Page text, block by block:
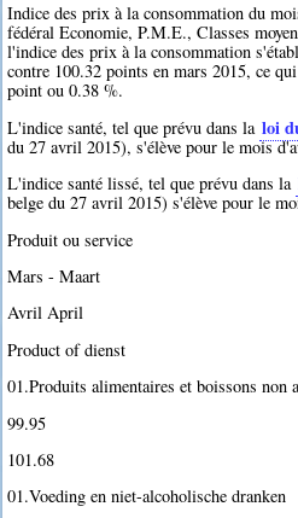
Indice des prix à la consommation du
fédéral Economie, P.M.E., Classes
l'indice des prix à la consommation
contre 100.32 points en mars 2015, ce
point ou 0.38 %.
L'indice santé, tel que prévu dans la loi
du 27 avril 2015), s'élève pour le mois
L'indice santé lissé, tel que prévu dans la
belge du 27 avril 2015) s'élève pour le
Produit ou service
Mars - Maart
Avril April
Product of dienst
01.Produits alimentaires et boissons non
99.95
101.68
01.Voeding en niet-alcoholische dranken